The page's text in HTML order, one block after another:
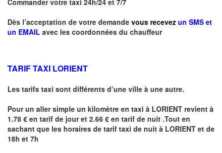
Commander votre taxi 24h/24 et 7/7
Dès l’acceptation de votre demande vous recevez un SMS et
un EMAIL avec les coordonnées du chauffeur
TARIF TAXI LORIENT
Les tarifs taxi sont différents d’une ville à une autre.
Pour un aller simple un kilomètre en taxi à LORIENT revient à
1.78 € en tarif de jour et 2.66 € en tarif de nuit .Tout en
sachant que les horaires de tarif taxi de nuit à LORIENT et de
18h et 7h